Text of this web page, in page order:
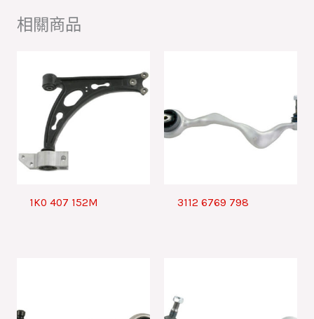
相關商品
1K0 407 152M 3112 6769 798